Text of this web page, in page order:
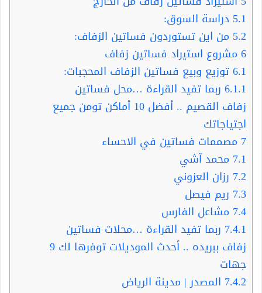
5.1 دراسة السوق:
5.2 من اين تستوردون فساتين الزفاف:
6مشروع استيراد فساتين زفاف
6.1توزيع وبيع فساتين الزفاف المحجبات:
6.1.1 ربما تفيد القراءة …محل فساتين
زفاف القصيم .. أفضل 10 أماكن تومن جميع
اجتياجاتك
7 مصممات فساتين في الاحساء
7.1 محمد آشي
7.2 رزان العزوني
7.3 ريم فيصل
7.4 مشاعل الفارس
7.4.1 ربما تفيد القراءة …محلات فساتين
زفاف ببريده .. أحدث الموديلات توفرها لك 9
جهات
7.4.2 المصدر | مدينة الرياض